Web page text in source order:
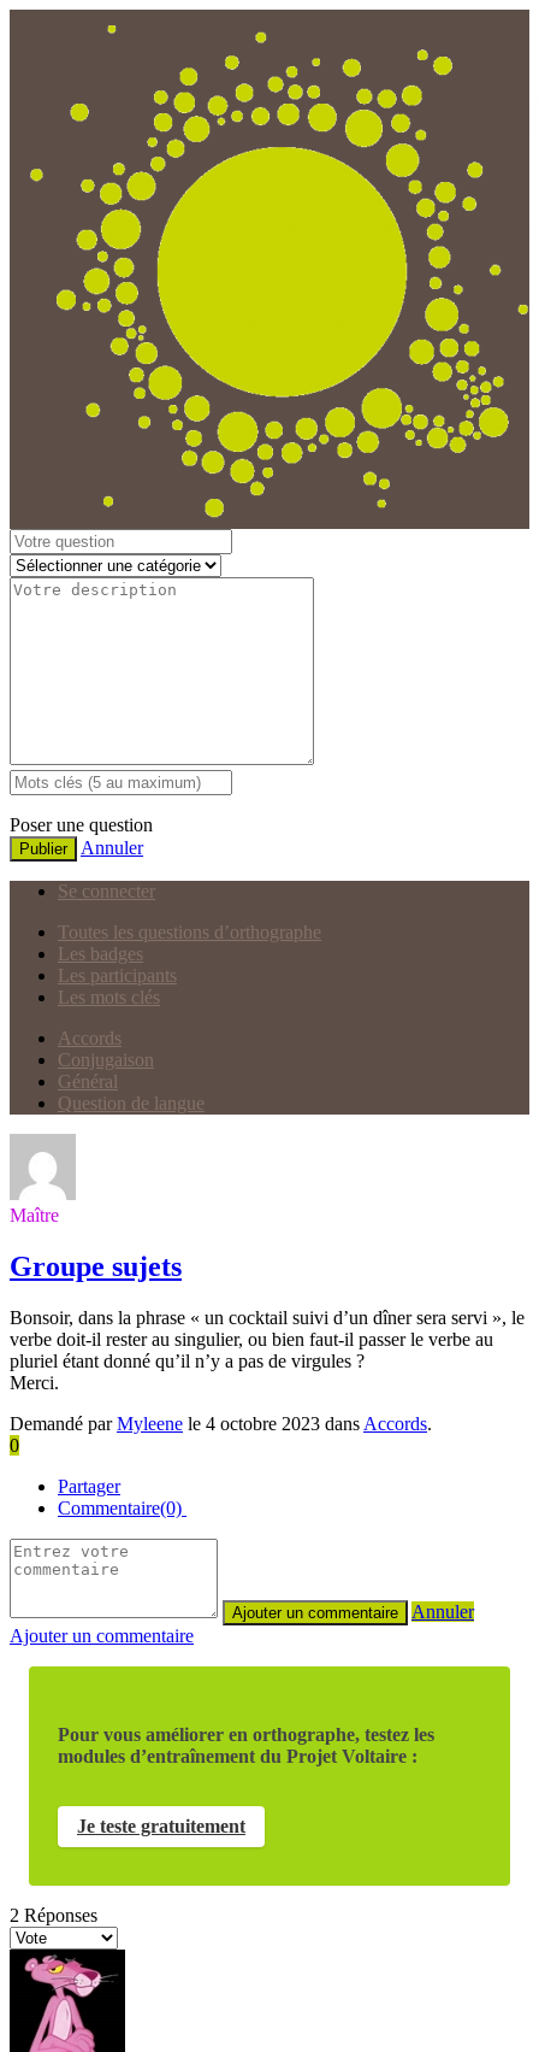
Poser une question
Publier Annuler
Se connecter
Toutes les questions d’orthographe
Les badges
Les participants
Les mots clés
Accords
Conjugaison
Général
Question de langue
Maître
Groupe sujets
Bonsoir, dans la phrase « un cocktail suivi d’un dîner sera servi », le
verbe doit-il rester au singulier, ou bien faut-il passer le verbe au
pluriel étant donné qu’il n’y a pas de virgules ?
Merci.
Demandé parMyleene le 4 octobre 2023 dans Accords.
0
Partager
Commentaire(0)
Annuler
Ajouter un commentaire
Pour vous améliorer en orthographe, testez les
modules d’entraînement du Projet Voltaire :
Je teste gratuitement
2 Réponses